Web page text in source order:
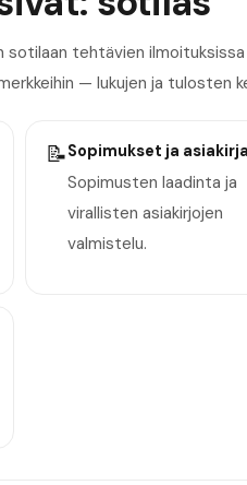
tehtävien ilmoituksissa
— lukujen ja tulosten
📝Sopimukset ja
Sopimusten laadinta ja
virallisten asiakirjojen
valmistelu.